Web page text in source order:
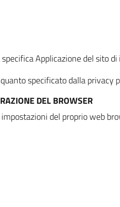
Applicazione del sito
specificato dalla privacy
DEL BROWSER
del proprio web